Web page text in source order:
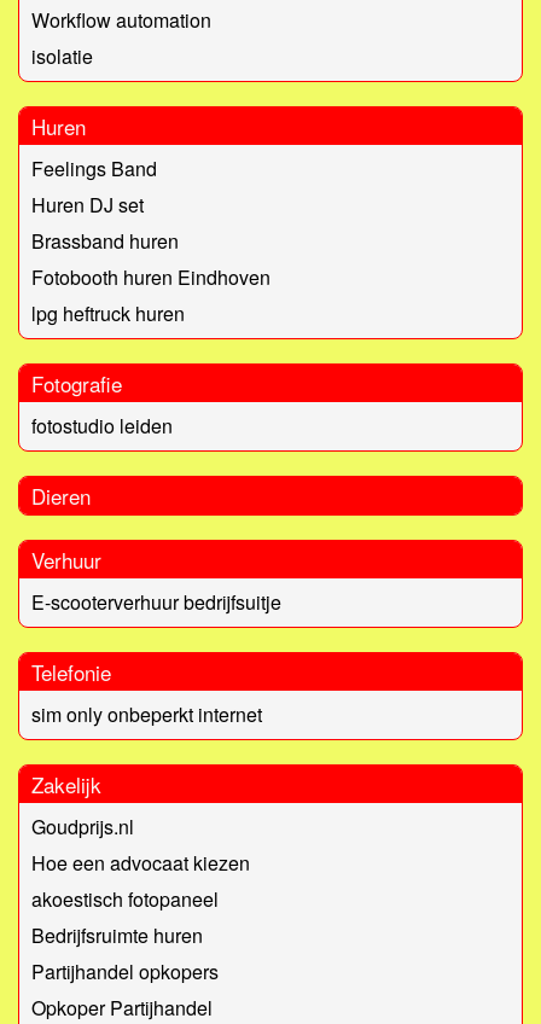
Workflow automation
isolatie
Huren
Feelings Band
Huren DJ set
Brassband huren
Fotobooth huren Eindhoven
lpg heftruck huren
Fotografie
fotostudio leiden
Dieren
Verhuur
E-scooterverhuur bedrijfsuitje
Telefonie
sim only onbeperkt internet
Zakelijk
Goudprijs.nl
Hoe een advocaat kiezen
akoestisch fotopaneel
Bedrijfsruimte huren
Partijhandel opkopers
Opkoper Partijhandel